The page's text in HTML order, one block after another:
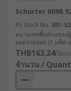
Schurter
RS Stock No. 301-
หมายเลขชิ้นส่วนของ
ยอดรวมย่อย (1 แพ็ค
THB163.24(ไม่ร
จำนวน /